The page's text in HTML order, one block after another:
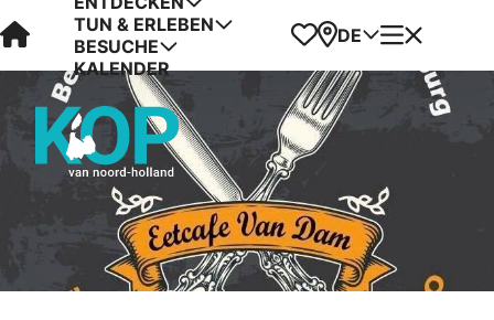
Visit Kop van Holland
TUN & ERLEBEN
BESUCHE
KALENDER
Favoriten
Karte
DE Menü